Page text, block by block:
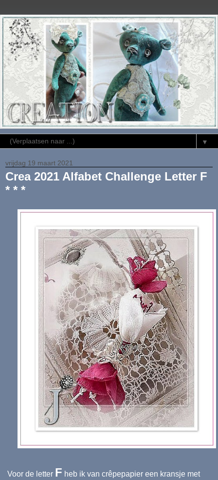
▼
vrijdag 19 maart 2021
Crea 2021 Alfabet Challenge Letter F
* * *
Voor de letter F heb ik van crêpepapier een kransje met